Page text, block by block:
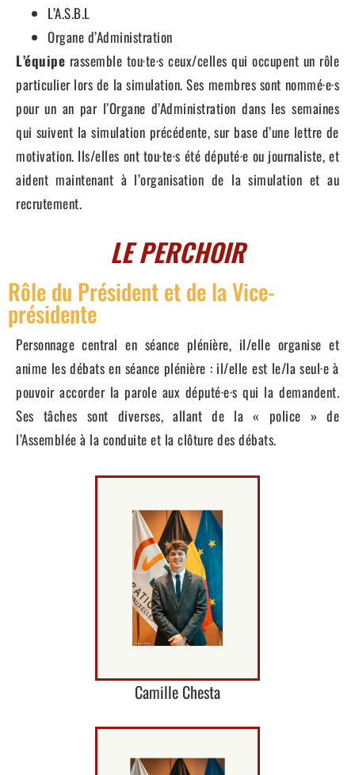
L’A.S.B.L
Organe d’Administration
L’équipe rassemble tou·te·s ceux/celles qui occupent un rôle
particulier lors de la simulation. Ses membres sont nommé·e·s
pour un an par l’Organe d’Administration dans les semaines
qui suivent la simulation précédente, sur base d’une lettre de
motivation. Ils/elles ont tou·te·s été député·e ou journaliste, et
aident maintenant à l’organisation de la simulation et au
recrutement.
LE PERCHOIR
Rôle du Président et de la Vice-
présidente
Personnage central en séance plénière, il/elle organise et
anime les débats en séance plénière : il/elle est le/la seul·e à
pouvoir accorder la parole aux député·e·s qui la demandent.
Ses tâches sont diverses, allant de la « police » de
l’Assemblée à la conduite et la clôture des débats.
Camille Chesta